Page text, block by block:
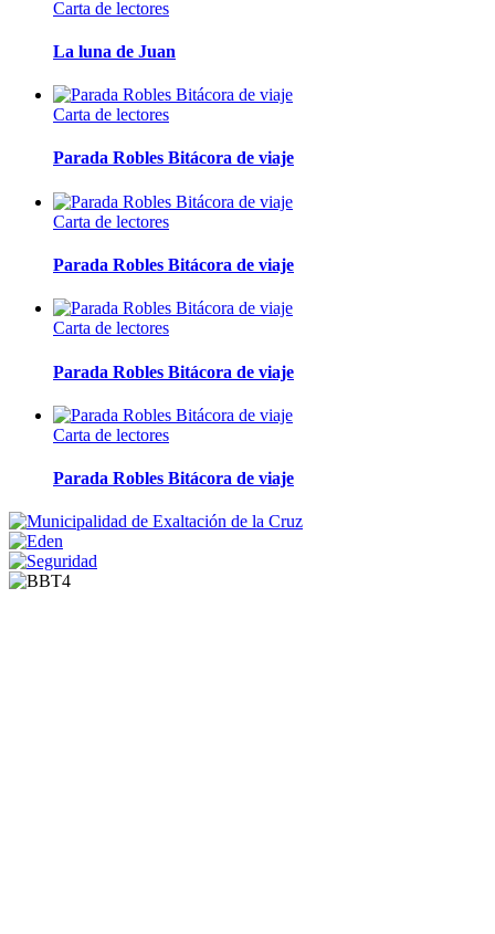
Carta de lectores
La luna de Juan
Carta de lectores
Parada Robles Bitácora de viaje
Carta de lectores
Parada Robles Bitácora de viaje
Carta de lectores
Parada Robles Bitácora de viaje
Carta de lectores
Parada Robles Bitácora de viaje